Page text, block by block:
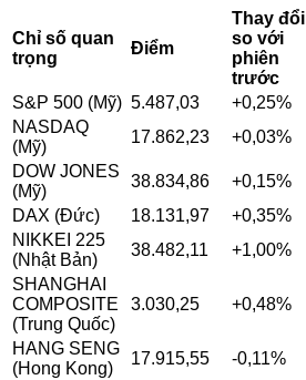
Chỉ số quan
trọng
Điểm
Thay đổi
so với
phiên
trước
S&P 500 (Mỹ) 5.487,03 +0,25%
NASDAQ
(Mỹ)
17.862,23 +0,03%
DOW JONES
(Mỹ)
38.834,86 +0,15%
DAX (Đức)
18.131,97 +0,35%
NIKKEI 225
(Nhật Bản)
38.482,11 +1,00%
SHANGHAI
COMPOSITE
(Trung Quốc)
3.030,25 +0,48%
HANG SENG
(Hong Kong)
17.915,55 -0,11%